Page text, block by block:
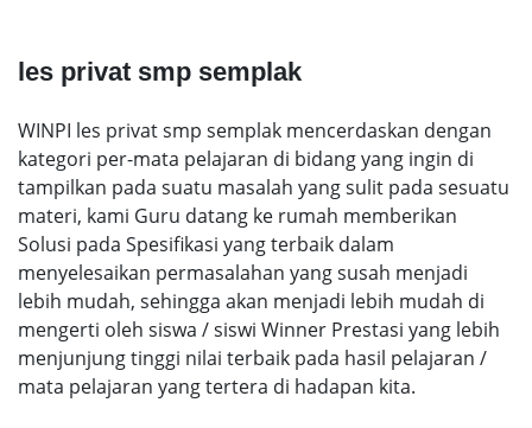
les privat smp semplak
WINPI les privat smp semplak mencerdaskan dengan
kategori per-mata pelajaran di bidang yang ingin di
tampilkan pada suatu masalah yang sulit pada sesuatu
materi, kami Guru datang ke rumah memberikan
Solusi pada Spesifikasi yang terbaik dalam
menyelesaikan permasalahan yang susah menjadi
lebih mudah, sehingga akan menjadi lebih mudah di
mengerti oleh siswa / siswi Winner Prestasi yang lebih
menjunjung tinggi nilai terbaik pada hasil pelajaran /
mata pelajaran yang tertera di hadapan kita.